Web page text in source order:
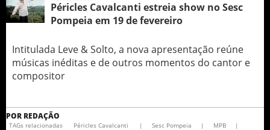
Péricles Cavalcanti estreia show no Sesc
Pompeia em 19 de fevereiro
Intitulada Leve & Solto, a nova apresentação reúne
músicas inéditas e de outros momentos do cantor e
compositor
POR REDAÇÃO
TAGs relacionadas Péricles Cavalcanti | Sesc Pompeia | MPB |